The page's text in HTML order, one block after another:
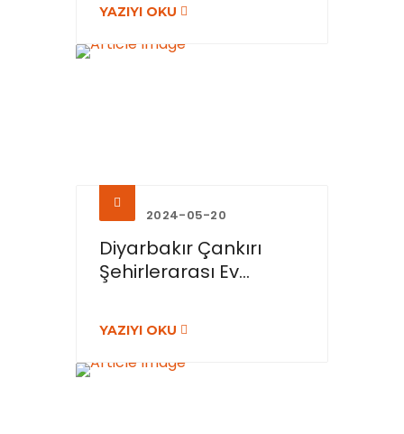
YAZIYI OKU
2024-05-20
Diyarbakır Çankırı
Şehirlerarası Ev...
YAZIYI OKU